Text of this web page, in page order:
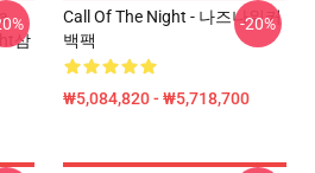
삼
Call Of The Night - 나즈나워커
백팩
₩5,084,820 - ₩5,718,700
-20%